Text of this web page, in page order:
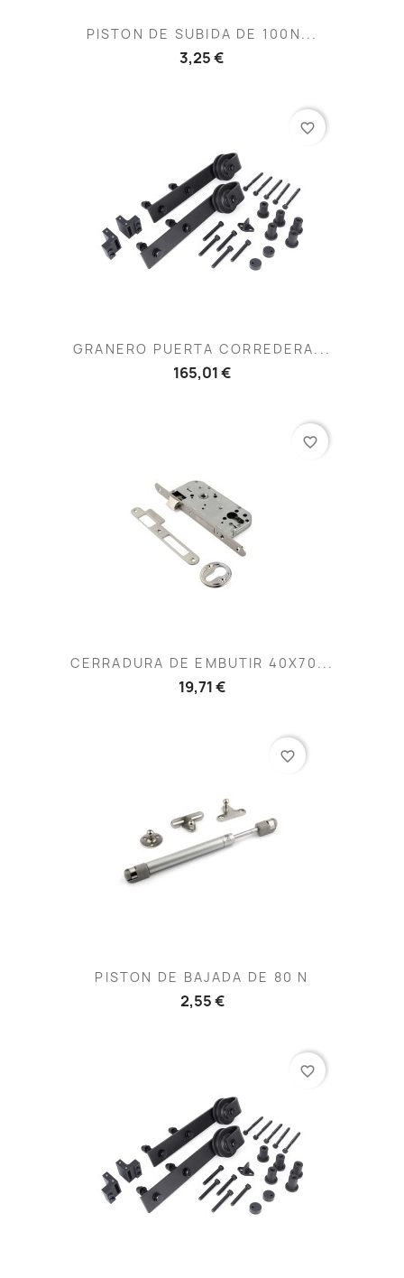
PISTON DE SUBIDA DE 100N...
3,25 €
GRANERO PUERTA CORREDERA...
165,01 €
favorite_border
CERRADURA DE EMBUTIR 40X70...
19,71 €
favorite_border
PISTON DE BAJADA DE 80 N
2,55 €
favorite_border
favorite_border